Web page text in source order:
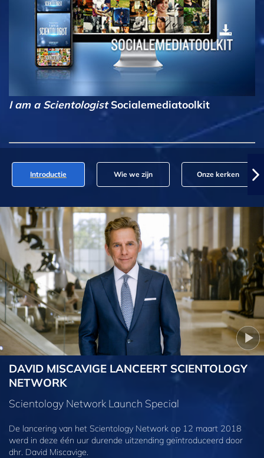
I am a ScientologistSocialemediatoolkit
Introductie Wie we zijn Onze kerken
DAVID MISCAVIGE LANCEERT SCIENTOLOGY
NETWORK
Scientology Network Launch Special
De lancering van het Scientology Network op 12 maart 2018
werd in deze één uur durende uitzending geïntroduceerd door
dhr. David Miscavige.